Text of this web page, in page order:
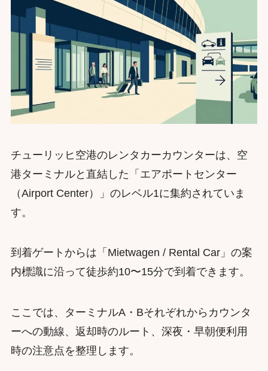
チューリッヒ空港のレンタカーカウンターは、空
港ターミナルと直結した「エアポートセンター
（Airport Center）」のレベル1に集約されていま
す。
到着ゲートからは「Mietwagen / Rental Car」の案
内標識に沿って徒歩約10〜15分で到着できます。
ここでは、ターミナルA・Bそれぞれからカウンタ
ーへの動線、返却時のルート、深夜・早朝便利用
時の注意点を整理します。